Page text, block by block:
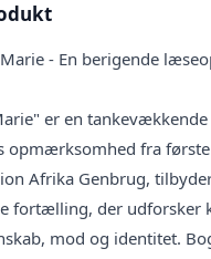
- En berigende
er en
opmærksomhed fra første
Afrika Genbrug,
fortælling, der udforsker
mod og identitet.